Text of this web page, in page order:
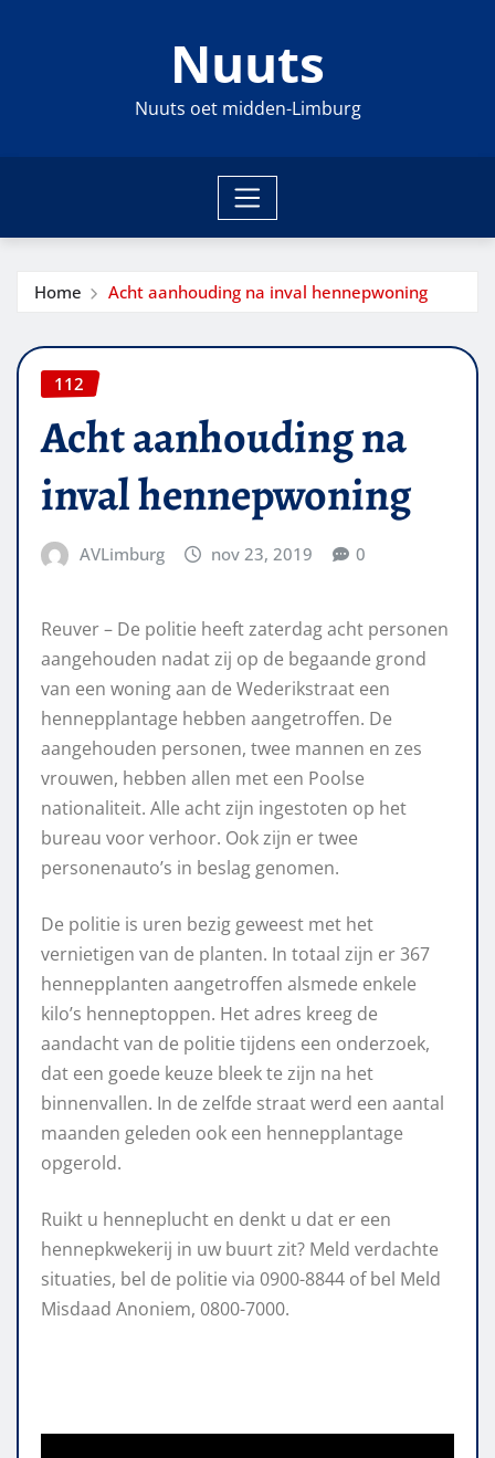
Nuuts
Nuuts oet midden-Limburg
Home Acht aanhouding na inval hennepwoning
112
Acht aanhouding na
inval hennepwoning
AVLimburg nov 23, 2019 0
Reuver – De politie heeft zaterdag acht personen
aangehouden nadat zij op de begaande grond
van een woning aan de Wederikstraat een
hennepplantage hebben aangetroffen. De
aangehouden personen, twee mannen en zes
vrouwen, hebben allen met een Poolse
nationaliteit. Alle acht zijn ingestoten op het
bureau voor verhoor. Ook zijn er twee
personenauto’s in beslag genomen.
De politie is uren bezig geweest met het
vernietigen van de planten. In totaal zijn er 367
hennepplanten aangetroffen alsmede enkele
kilo’s henneptoppen. Het adres kreeg de
aandacht van de politie tijdens een onderzoek,
dat een goede keuze bleek te zijn na het
binnenvallen. In de zelfde straat werd een aantal
maanden geleden ook een hennepplantage
opgerold.
Ruikt u henneplucht en denkt u dat er een
hennepkwekerij in uw buurt zit? Meld verdachte
situaties, bel de politie via 0900-8844 of bel Meld
Misdaad Anoniem, 0800-7000.